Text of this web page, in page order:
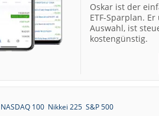
Oskar ist der
ETF-Sparplan.
Auswahl, ist
kostengünstig.
NASDAQ 100 Nikkei 225 S&P 500